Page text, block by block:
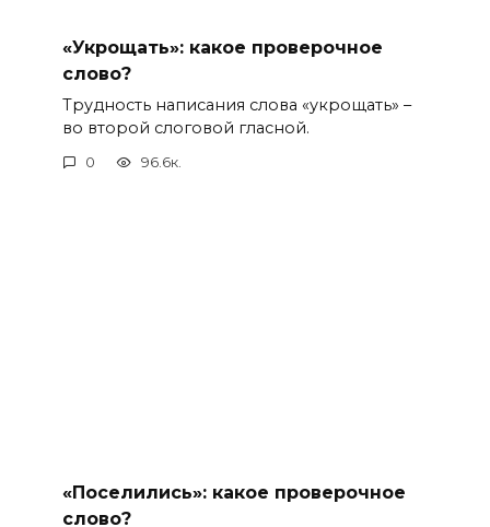
«Укрощать»: какое проверочное
слово?
Трудность написания слова «укрощать» –
во второй слоговой гласной.
0 96.6к.
«Поселились»: какое проверочное
слово?